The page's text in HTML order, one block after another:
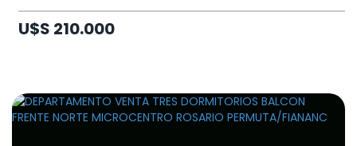
U$S 210.000